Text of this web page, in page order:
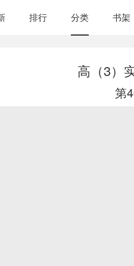
排行 分类 书架
高（3）
第